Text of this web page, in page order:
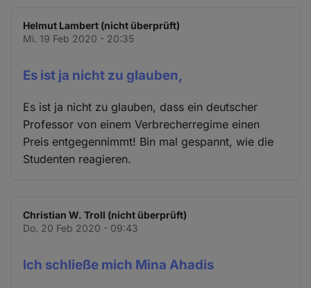
Helmut Lambert (nicht überprüft)
Mi. 19 Feb 2020 - 20:35
Es ist ja nicht zu glauben,
Es ist ja nicht zu glauben, dass ein deutscher
Professor von einem Verbrecherregime einen
Preis entgegennimmt! Bin mal gespannt, wie die
Studenten reagieren.
Christian W. Troll (nicht überprüft)
Do. 20 Feb 2020 - 09:43
Ich schließe mich Mina Ahadis